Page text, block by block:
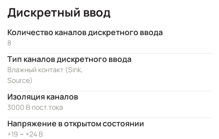
Дискретный ввод
Количество каналов дискретного ввода
8
Тип каналов дискретного ввода
Влажный контакт (Sink,
Source)
Изоляция каналов
3000 В пост.тока
Напряжение в открытом состоянии
+19 ~ +24 В